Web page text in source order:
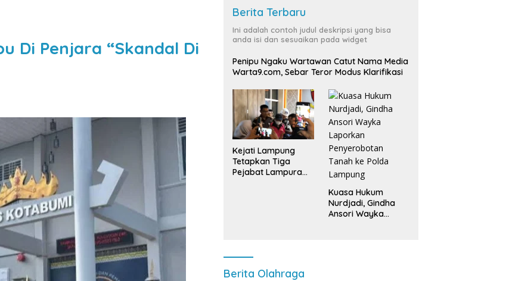
Di Penjara “Skandal Di
Berita Terbaru
Ini adalah contoh judul deskripsi yang bisa
anda isi dan sesuaikan pada widget
Penipu Ngaku Wartawan Catut Nama Media
Warta9.com, Sebar Teror Modus Klarifikasi
Kejati Lampung
Tetapkan Tiga
Pejabat Lampura
Kuasa Hukum
Nurdjadi, Gindha
Ansori Wayka
Berita Olahraga